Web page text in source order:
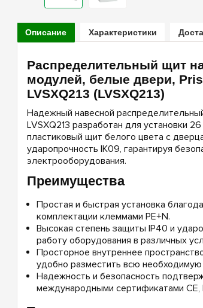
Описание Характеристики
Распределительный щит
модулей, белые двери,
LVSXQ213 (LVSXQ213)
Надежный навесной
LVSXQ213 разработан для установки
пластиковый щит белого цвета с
ударопрочность IK09, гарантируя
электрооборудования.
Преимущества
Простая и быстрая установка
комплектации клеммами PE+N.
Высокая степень защиты IP40 и
работу оборудования в различных
Просторное внутреннее
удобно разместить всю необходимую
Надежность и безопасность
международными сертификатами CE,